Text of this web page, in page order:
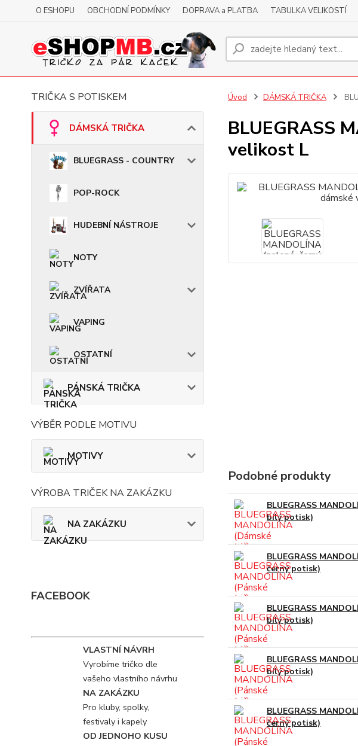
O ESHOPU OBCHODNÍ PODMÍNKY DOPRAVA a PLATBA TABULKA VELIKOSTÍ
TRIČKA S POTISKEM
DÁMSKÁ TRIČKA
BLUEGRASS - COUNTRY
POP-ROCK
HUDEBNÍ NÁSTROJE
NOTY
ZVÍŘATA
VAPING
OSTATNÍ
PÁNSKÁ TRIČKA
VÝBĚR PODLE MOTIVU
MOTIVY
VÝROBA TRIČEK NA ZAKÁZKU
NA ZAKÁZKU
FACEBOOK
VLASTNÍ NÁVRH
Vyrobíme tričko dle
vašeho vlastního návrhu
NA ZAKÁZKU
Pro kluby, spolky,
festivaly i kapely
OD JEDNOHO KUSU
Úvod DÁMSKÁ TRIČKA
BLUEGRASS
velikost L
Podobné produkty
BLUEGRASS
bílý potisk)
BLUEGRASS
černý potisk)
BLUEGRASS
bílý potisk)
BLUEGRASS
bílý potisk)
BLUEGRASS
černý potisk)